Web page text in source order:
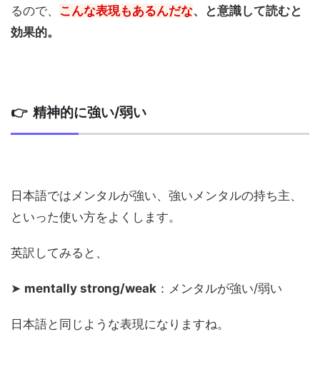
るので、 こんな表現もあるんだな、と意識して読むと
効果的。
👉 精神的に強い/弱い
日本語ではメンタルが強い、強いメンタルの持ち主、
といった使い方をよくします。
英訳してみると、
➤ mentally strong/weak ：メンタルが強い/弱い
日本語と同じような表現になりますね。